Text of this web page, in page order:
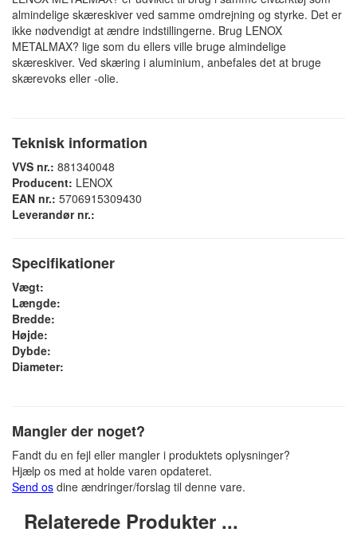
almindelige skæreskiver ved samme omdrejning og styrke. Det er
ikke nødvendigt at ændre indstillingerne. Brug LENOX
METALMAX? lige som du ellers ville bruge almindelige
skæreskiver. Ved skæring i aluminium, anbefales det at bruge
skærevoks eller -olie.
Teknisk information
VVS nr.: 881340048
Producent: LENOX
EAN nr.: 5706915309430
Leverandør nr.:
Specifikationer
Vægt:
Længde:
Bredde:
Højde:
Dybde:
Diameter:
Mangler der noget?
Fandt du en fejl eller mangler i produktets oplysninger?
Hjælp os med at holde varen opdateret.
Send os dine ændringer/forslag til denne vare.
Relaterede Produkter ...